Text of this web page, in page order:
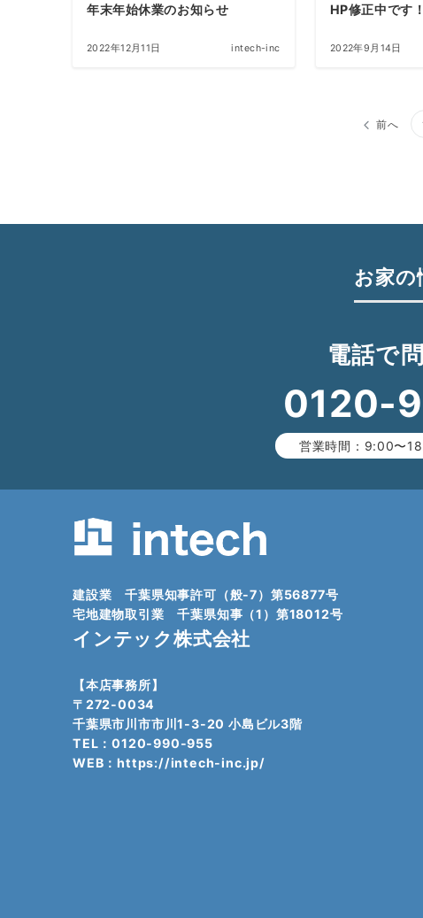
年末年始休業のお知らせ
2022年12月11日 intech-inc
HP修正中です！
2022年9月14日
前へ
お家の
電話で
0120-
営業時間：9:00〜
建設業 千葉県知事許可（般-7）第56877号
宅地建物取引業 千葉県知事（1）第18012号
インテック株式会社
【本店事務所】
〒272-0034
千葉県市川市市川1-3-20 小島ビル3階
TEL：0120-990-955
WEB：https://intech-inc.jp/